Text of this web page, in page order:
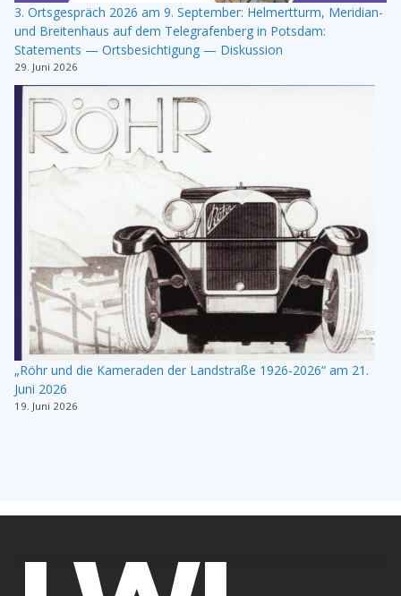
3. Ortsgespräch 2026 am 9. September: Helmertturm, Meridian-
und Breitenhaus auf dem Telegrafenberg in Potsdam:
Statements — Ortsbesichtigung — Diskussion
29. Juni 2026
„Röhr und die Kameraden der Landstraße 1926-2026“ am 21.
Juni 2026
19. Juni 2026